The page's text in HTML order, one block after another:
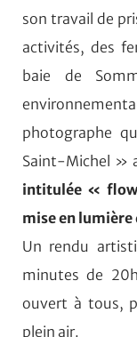
son travail de
activités, des
baie de
photographe
Saint-Michel »
intitulée «
mise en lumière
Un rendu
minutes de
ouvert à tous,
plein air.